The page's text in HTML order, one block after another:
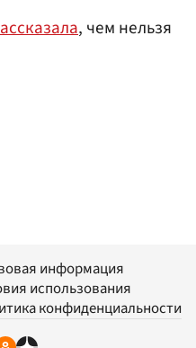
, чем нельзя
информация
использования
конфиденциальности